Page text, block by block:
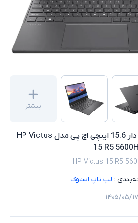
بیشتر
لپ تاپ استوک گرافیک دار 15.6 اینچی اچ پی مدل HP Victus
15 R5
HP Victus 15 R5
: لپ تاپ استوک
۱۴۰۵/۰۵/۱۷